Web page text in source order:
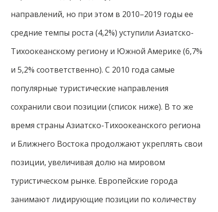
направлений, но при этом в 2010–2019 годы ее
средние темпы роста (4,2%) уступили Азиатско-
Тихоокеанскому региону и Южной Америке (6,7%
и 5,2% соответственно). С 2010 года самые
популярные туристические направления
сохранили свои позиции (список ниже). В то же
время страны Азиатско-Тихоокеанского региона
и Ближнего Востока продолжают укреплять свои
позиции, увеличивая долю на мировом
туристическом рынке. Европейские города
занимают лидирующие позиции по количеству